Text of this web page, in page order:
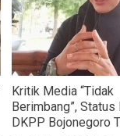
Kritik Media “Tidak
Berimbang”, Status
DKPP Bojonegoro